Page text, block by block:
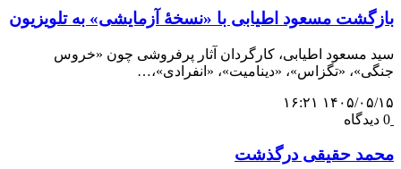
بازگشت مسعود اطیابی با «نسخهٔ آزمایشی» به تلویزیون
سید مسعود اطیابی، کارگردان آثار پرفروشی چون «خروس
جنگی»، «تگزاس»، «دینامیت»، «انفرادی»،…
۱۴۰۵/۰۵/۱۵ ۱۶:۲۱
0 دیدگاه
محمد حقیقی درگذشت